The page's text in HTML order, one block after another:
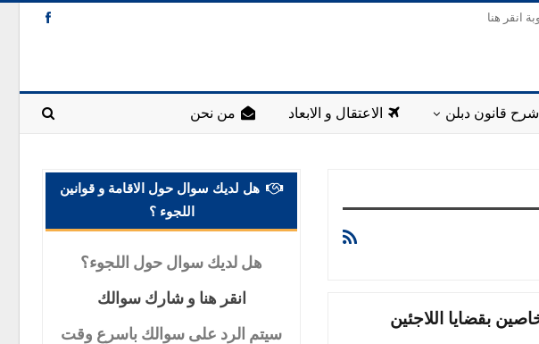
انقر هنا
شرح قانون دبلن الاعتقال و الابعاد من نحن
بقضايا اللاجئين
هل لديك سوال حول الاقامة و قوانين
اللجوء ؟
هل لديك سوال حول اللجوء؟
انقر هنا و شارك سوالك
سيتم الرد على سوالك باسرع وقت